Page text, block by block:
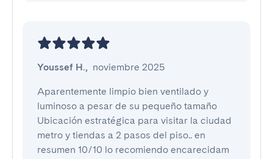
Youssef H., noviembre 2025
Aparentemente limpio bien ventilado y
luminoso a pesar de su pequeño tamaño
Ubicación estratégica para visitar la ciudad
metro y tiendas a 2 pasos del piso.. en
resumen 10/10 lo recomiendo encarecidam